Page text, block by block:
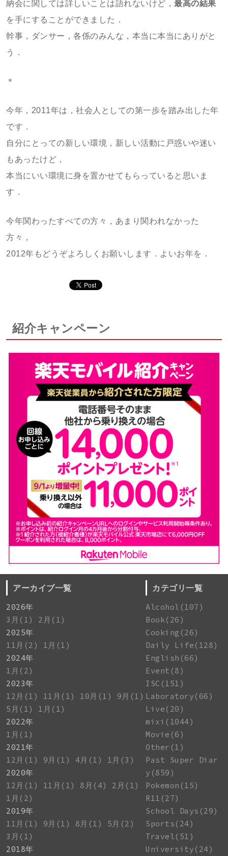
納会に関しては詳しいことは語れないけど， 最高の結果
を手にすることができました．
幹事，ダンサー，各係のみんな，本当に本当にありがと
う．
＊
今年，2011年は，社会人としての第一歩を踏み出した年
です．
自分にとっての新しい環境，新しい活動に戸惑いや迷い
もあったけど，
本当にいい環境に身を置かせてもらっていると思いま
す．
今年関わったすべての方々，あまり関われなかった
方々，
2012年もどうぞよろしくお願いします．よいお年を．
紹介キャンペーン
アーカイブ一覧
2026年
3月(1)
2月(1)
2025年
11月(2)
1月(1)
2024年
1月(2)
2023年
12月(1)
11月(1) 10月(1)
9月(1)
5月(1)
1月(1)
2022年
1月(1)
2021年
12月(1)
9月(1) 4月(1)
1月(3)
2020年
12月(1)
11月(1) 8月(4)
2月(1)
1月(2)
2019年
11月(1)
9月(1) 8月(1)
5月(2)
3月(1)
2018年
カテゴリ一覧
Alcohol(107)
Book(26)
Cooking(26)
Daily Life(128)
English(66)
Event(8)
ISC(151)
Laboratory(66)
Live(20)
mixi(1044)
Movie(6)
Other(1)
Past Super Diar
y(859)
Pokemon(15)
R11(27)
School Days(29)
Sports(24)
Travel(51)
University(24)